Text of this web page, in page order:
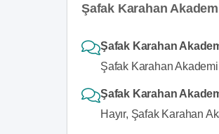
Şafak Karahan
Şafak Karahan
Şafak Karahan
Şafak Karahan
Hayır, Şafak Karahan